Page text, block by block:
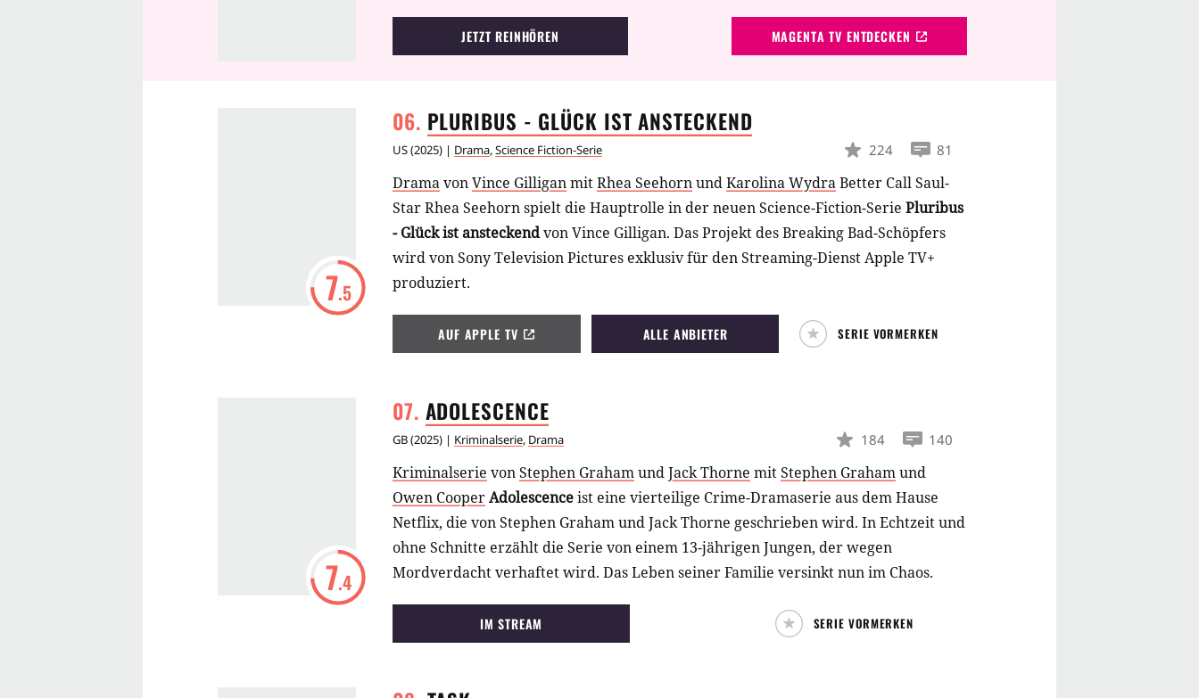
JETZT REINHÖREN MAGENTA TV ENTDECKEN
PLURIBUS - GLÜCK ISTANSTECKEND
US(2025) | Drama,Science Fiction-Serie
7.5
224 81
DramavonVince GilliganmitRhea SeehornundKarolina WydraBetter Call Saul-
Star Rhea Seehorn spielt die Hauptrolle in der neuen Science-Fiction-Serie Pluribus
- Glück ist ansteckendvon Vince Gilligan. Das Projekt des Breaking Bad-Schöpfers
wird von Sony Television Pictures exklusiv für den Streaming-Dienst Apple TV+
produziert.
AUF APPLE TV ALLE ANBIETER SERIE VORMERKEN
ADOLESCENCE
GB(2025) | Kriminalserie, Drama
7.4
184 140
Kriminalserie vonStephen GrahamundJack Thorne mitStephen Grahamund
Owen CooperAdolescenceist eine vierteilige Crime-Dramaserie aus dem Hause
Netflix, die von Stephen Graham und Jack Thorne geschrieben wird. In Echtzeit und
ohne Schnitte erzählt die Serie von einem 13-jährigen Jungen, der wegen
Mordverdacht verhaftet wird. Das Leben seiner Familie versinkt nun im Chaos.
IM STREAM SERIE VORMERKEN